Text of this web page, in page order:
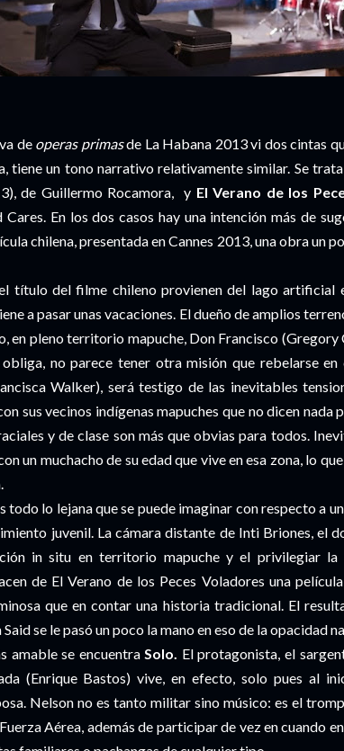
de operas primasde La Habana 2013 vi dos cintas
tiene un tono narrativo relativamente similar. Se
de Guillermo Rocamora, y El Verano de los
En los dos casos hay una intención más de
chilena, presentada en Cannes 2013, una obra un
título del filme chileno provienen del lago artificial
a pasar unas vacaciones. El dueño de amplios
en pleno territorio mapuche, Don Francisco (Gregory
no parece tener otra misión que rebelarse
Walker), será testigo de las inevitables
sus vecinos indígenas mapuches que no dicen nada
y de clase son más que obvias para todos.
un muchacho de su edad que vive en esa zona, lo
todo lo lejana que se puede imaginar con respecto a
juvenil. La cámara distante de Inti Briones, el
in situ en territorio mapuche y el privilegiar la
de El Verano de los Peces Voladores una
que en contar una historia tradicional. El
Said se le pasó un poco la mano en eso de la opacidad
amable se encuentraSolo. El protagonista, el
(Enrique Bastos) vive, en efecto, solo pues al
Nelson no es tanto militar sino músico: es el
Aérea, además de participar de vez en cuando